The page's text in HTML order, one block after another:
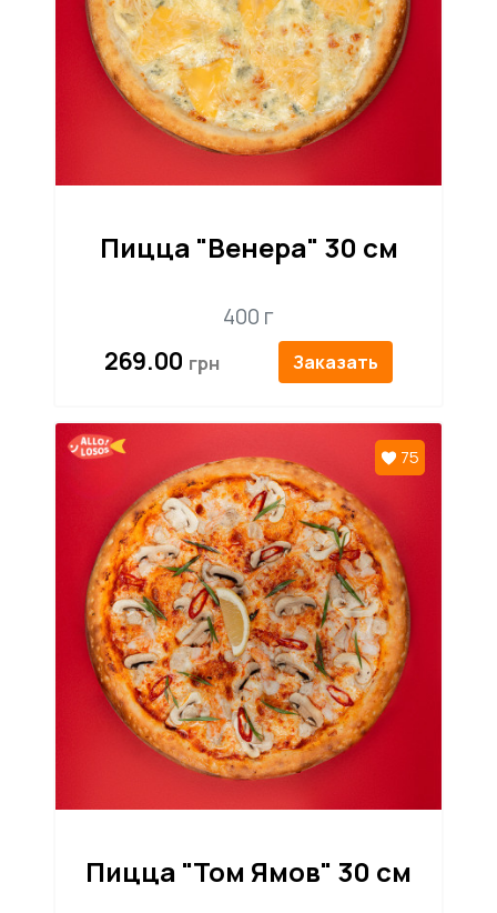
Пицца "Венера" 30 см
400 г
269.00 Заказать
75
Пицца "Том Ямов" 30 см